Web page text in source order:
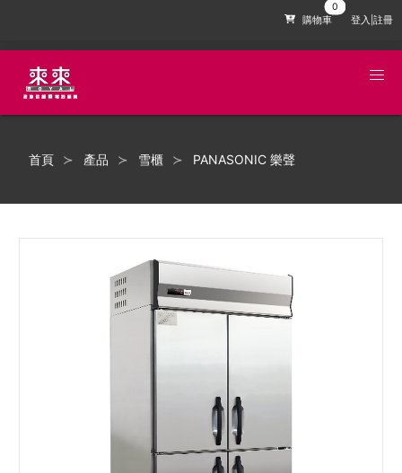
購物車 登入|註冊
首頁 產品 雪櫃 PANASONIC 樂聲